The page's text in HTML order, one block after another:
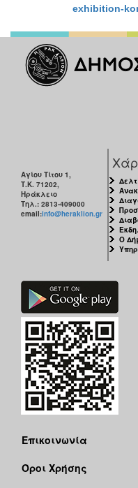
exhibition-
Αγίου Τίτου 1,
Τ.Κ. 71202,
Ηράκλειο
Τηλ.: 2813-409000
email:info@heraklion.gr
Ο
Επικοινωνία
Όροι Χρήσης